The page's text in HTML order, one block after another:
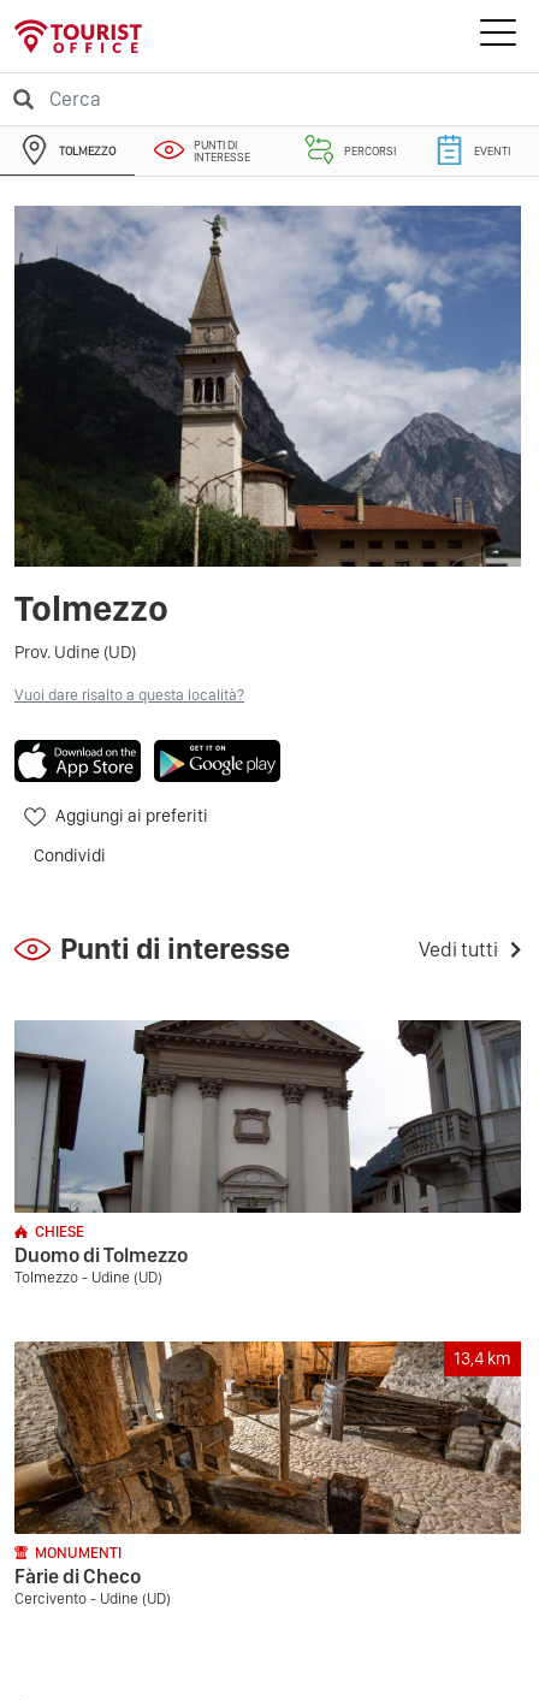
TOLMEZZO
PUNTI DI
INTERESSE
PERCORSI EVENTI
Tolmezzo
Prov. Udine (UD)
Vuoi dare risalto a questa località?
Aggiungi ai preferiti
Condividi
Punti di interesse Vedi tutti
CHIESE
Duomo di Tolmezzo
Tolmezzo - Udine (UD)
13,4 km
MONUMENTI
Fàrie di Checo
Cercivento - Udine (UD)